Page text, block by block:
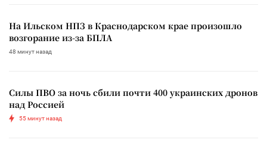
На Ильском НПЗ в Краснодарском крае произошло
возгорание из-за БПЛА
48 минут назад
Силы ПВО за ночь сбили почти 400 украинских дронов
над Россией
55 минут назад